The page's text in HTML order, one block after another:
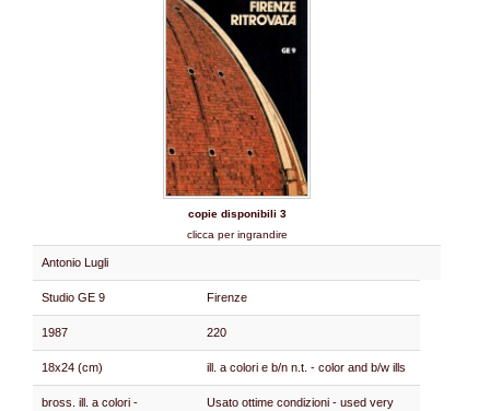
copie disponibili 3
clicca per ingrandire
Antonio Lugli
Studio GE 9 Firenze
1987 220
18x24 (cm) ill. a colori e b/n n.t. - color and b/w ills
bross. ill. a colori -
Usato ottime condizioni - used very